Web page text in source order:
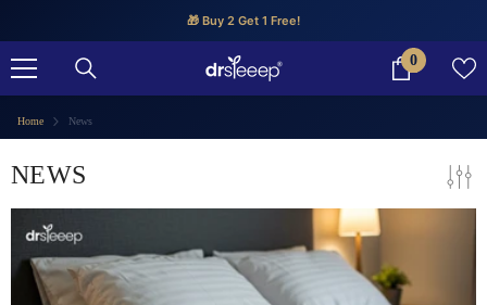
🎁 Buy 2 Get 1 Free!
0
0
Home News
NEWS